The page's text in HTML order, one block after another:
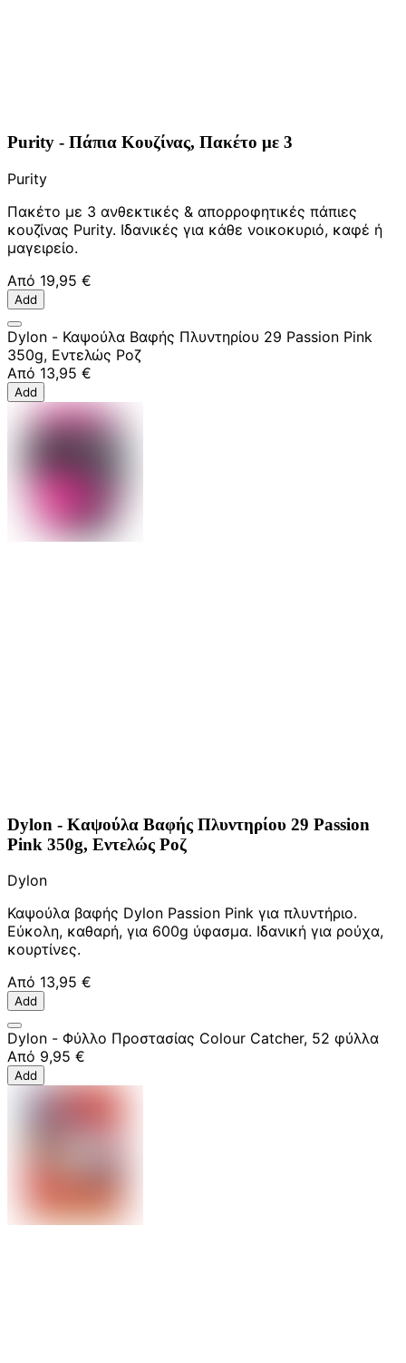
Purity - Πάπια Κουζίνας, Πακέτο με 3
Purity
Πακέτο με 3 ανθεκτικές & απορροφητικές πάπιες
κουζίνας Purity. Ιδανικές για κάθε νοικοκυριό, καφέ ή
μαγειρείο.
Από 19,95 €
Add
Dylon - Καψούλα Βαφής Πλυντηρίου 29 Passion Pink
350g, Εντελώς Ροζ
Από 13,95 €
Add
Dylon - Καψούλα Βαφής Πλυντηρίου 29 Passion
Pink 350g, Εντελώς Ροζ
Dylon
Καψούλα βαφής Dylon Passion Pink για πλυντήριο.
Εύκολη, καθαρή, για 600g ύφασμα. Ιδανική για ρούχα,
κουρτίνες.
Από 13,95 €
Add
Dylon - Φύλλο Προστασίας Colour Catcher, 52 φύλλα
Από 9,95 €
Add